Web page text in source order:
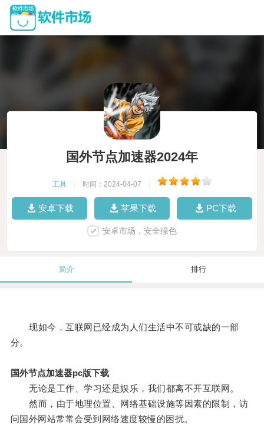
国外节点加速器2024年
工具 时间：2024-04-07
安卓下载 苹果下载 PC下载
安卓市场，安全绿色
简介 排行
现如今，互联网已经成为人们生活中不可或缺的一部
分。
国外节点加速器pc版下载
无论是工作、学习还是娱乐，我们都离不开互联网。
然而，由于地理位置、网络基础设施等因素的限制，访
问国外网站常常会受到网络速度较慢的困扰。